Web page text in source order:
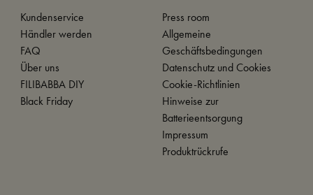
Kundenservice
Händler werden
FAQ
Über uns
FILIBABBA DIY
Black Friday
Press room
Allgemeine
Geschäftsbedingungen
Datenschutz und Cookies
Cookie-Richtlinien
Hinweise zur
Batterieentsorgung
Impressum
Produktrückrufe